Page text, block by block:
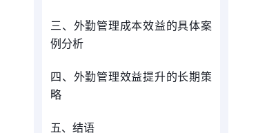
三、外勤管理成本效益的具体案
例分析
四、外勤管理效益提升的长期策
略
五、结语